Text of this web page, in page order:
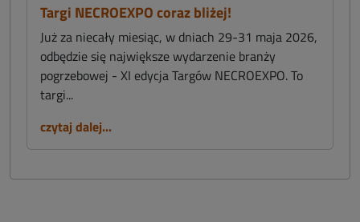
Targi NECROEXPO coraz bliżej!
Już za niecały miesiąc, w dniach 29-31 maja 2026,
odbędzie się największe wydarzenie branży
pogrzebowej - XI edycja Targów NECROEXPO. To
targi...
czytaj dalej...